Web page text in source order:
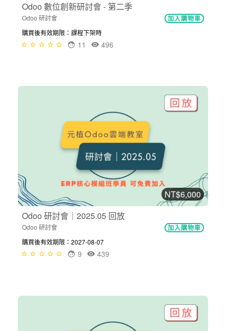
Odoo 數位創新研討會 - 第二季
Odoo 研討會 加入購物車
購買後有效期限：課程下架時
496
11
NT$6,000
Odoo 研討會｜2025.05 回放
Odoo 研討會 加入購物車
購買後有效期限：2027-08-07
439
9